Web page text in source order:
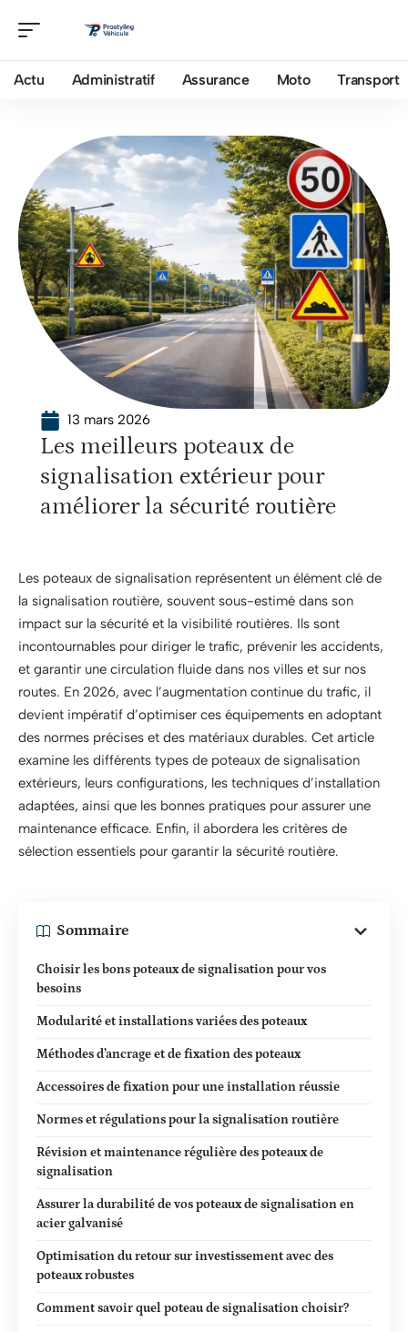
Actu Administratif Assurance Moto Transport
13 mars 2026
Les meilleurs poteaux de
signalisation extérieur pour
améliorer la sécurité routière
Les poteaux de signalisation représentent un élément clé de
la signalisation routière, souvent sous-estimé dans son
impact sur la sécurité et la visibilité routières. Ils sont
incontournables pour diriger le trafic, prévenir les accidents,
et garantir une circulation fluide dans nos villes et sur nos
routes. En 2026, avec l’augmentation continue du trafic, il
devient impératif d’optimiser ces équipements en adoptant
des normes précises et des matériaux durables. Cet article
examine les différents types de poteaux de signalisation
extérieurs, leurs configurations, les techniques d’installation
adaptées, ainsi que les bonnes pratiques pour assurer une
maintenance efficace. Enfin, il abordera les critères de
sélection essentiels pour garantir la sécurité routière.
Sommaire
Choisir les bons poteaux de signalisation pour vos
besoins
Modularité et installations variées des poteaux
Méthodes d’ancrage et de fixation des poteaux
Accessoires de fixation pour une installation réussie
Normes et régulations pour la signalisation routière
Révision et maintenance régulière des poteaux de
signalisation
Assurer la durabilité de vos poteaux de signalisation en
acier galvanisé
Optimisation du retour sur investissement avec des
poteaux robustes
Comment savoir quel poteau de signalisation choisir?